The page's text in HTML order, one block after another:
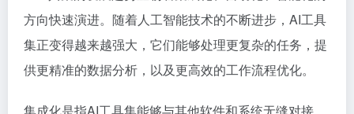
方向快速演进。随着人工智能技术的不断进步，AI工具
集正变得越来越强大，它们能够处理更复杂的任务，提
供更精准的数据分析，以及更高效的工作流程优化。